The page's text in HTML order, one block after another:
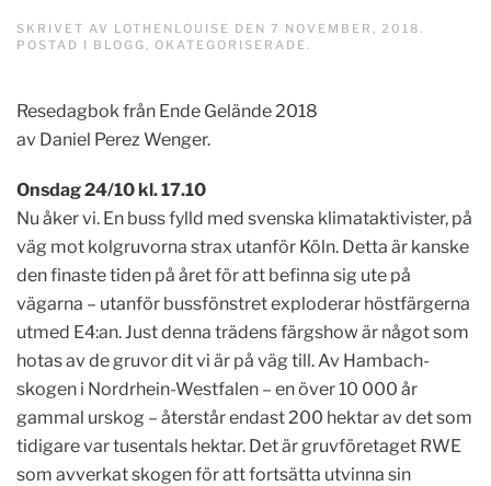
SKRIVET AV LOTHENLOUISE DEN 7 NOVEMBER, 2018.
POSTAD I BLOGG, OKATEGORISERADE.
Resedagbok från Ende Gelände 2018
av Daniel Perez Wenger.
Onsdag 24/10 kl. 17.10
Nu åker vi. En buss fylld med svenska klimataktivister, på
väg mot kolgruvorna strax utanför Köln. Detta är kanske
den finaste tiden på året för att befinna sig ute på
vägarna – utanför bussfönstret exploderar höstfärgerna
utmed E4:an. Just denna trädens färgshow är något som
hotas av de gruvor dit vi är på väg till. Av Hambach-
skogen i Nordrhein-Westfalen – en över 10 000 år
gammal urskog – återstår endast 200 hektar av det som
tidigare var tusentals hektar. Det är gruvföretaget RWE
som avverkat skogen för att fortsätta utvinna sin